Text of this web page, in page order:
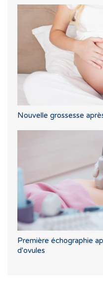
Nouvelle grossesse
Première échographie
d'ovules